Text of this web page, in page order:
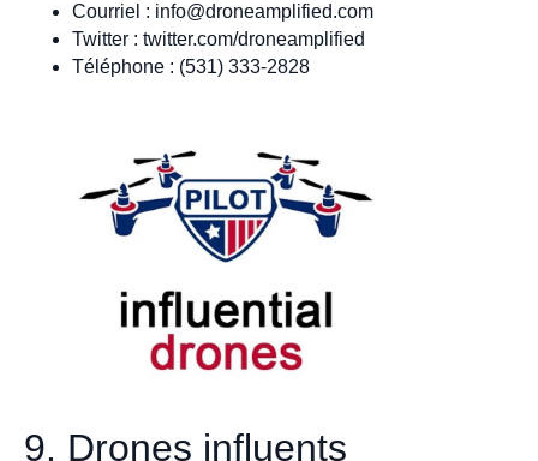
Courriel : info@droneamplified.com
Twitter : twitter.com/droneamplified
Téléphone : (531) 333-2828
9. Drones influents